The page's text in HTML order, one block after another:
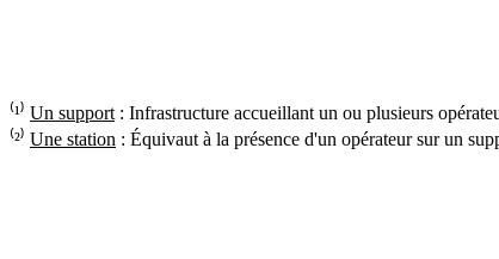
⁽¹⁾ Un support : Infrastructure accueillant un ou plusieurs
⁽²⁾ Une station : Équivaut à la présence d'un opérateur sur un